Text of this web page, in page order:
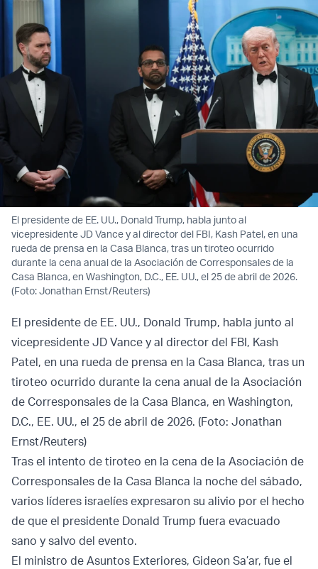
El presidente de EE. UU., Donald Trump, habla junto al
vicepresidente JD Vance y al director del FBI, Kash Patel, en una
rueda de prensa en la Casa Blanca, tras un tiroteo ocurrido
durante la cena anual de la Asociación de Corresponsales de la
Casa Blanca, en Washington, D.C., EE. UU., el 25 de abril de 2026.
(Foto: Jonathan Ernst/Reuters)
El presidente de EE. UU., Donald Trump, habla junto al
vicepresidente JD Vance y al director del FBI, Kash
Patel, en una rueda de prensa en la Casa Blanca, tras un
tiroteo ocurrido durante la cena anual de la Asociación
de Corresponsales de la Casa Blanca, en Washington,
D.C., EE. UU., el 25 de abril de 2026. (Foto: Jonathan
Ernst/Reuters)
Tras el intento de tiroteo en la cena de la Asociación de
Corresponsales de la Casa Blanca la noche del sábado,
varios líderes israelíes expresaron su alivio por el hecho
de que el presidente Donald Trump fuera evacuado
sano y salvo del evento.
El ministro de Asuntos Exteriores, Gideon Sa’ar, fue el